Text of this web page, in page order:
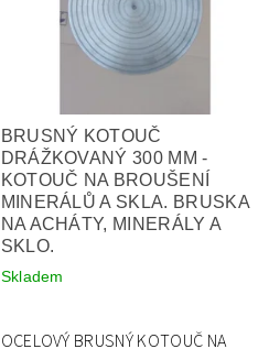
BRUSNÝ KOTOUČ
DRÁŽKOVANÝ 300 MM -
KOTOUČ NA BROUŠENÍ
MINERÁLŮ A SKLA. BRUSKA
NA ACHÁTY, MINERÁLY A
SKLO.
Skladem
OCELOVÝ BRUSNÝ KOTOUČ NA